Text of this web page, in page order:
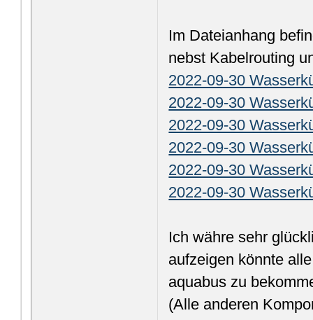
Im Dateianhang
nebst Kabelrouting
2022-09-30
2022-09-30
2022-09-30
2022-09-30
2022-09-30
2022-09-30
Ich währe sehr
aufzeigen könnte
aquabus zu
(Alle anderen